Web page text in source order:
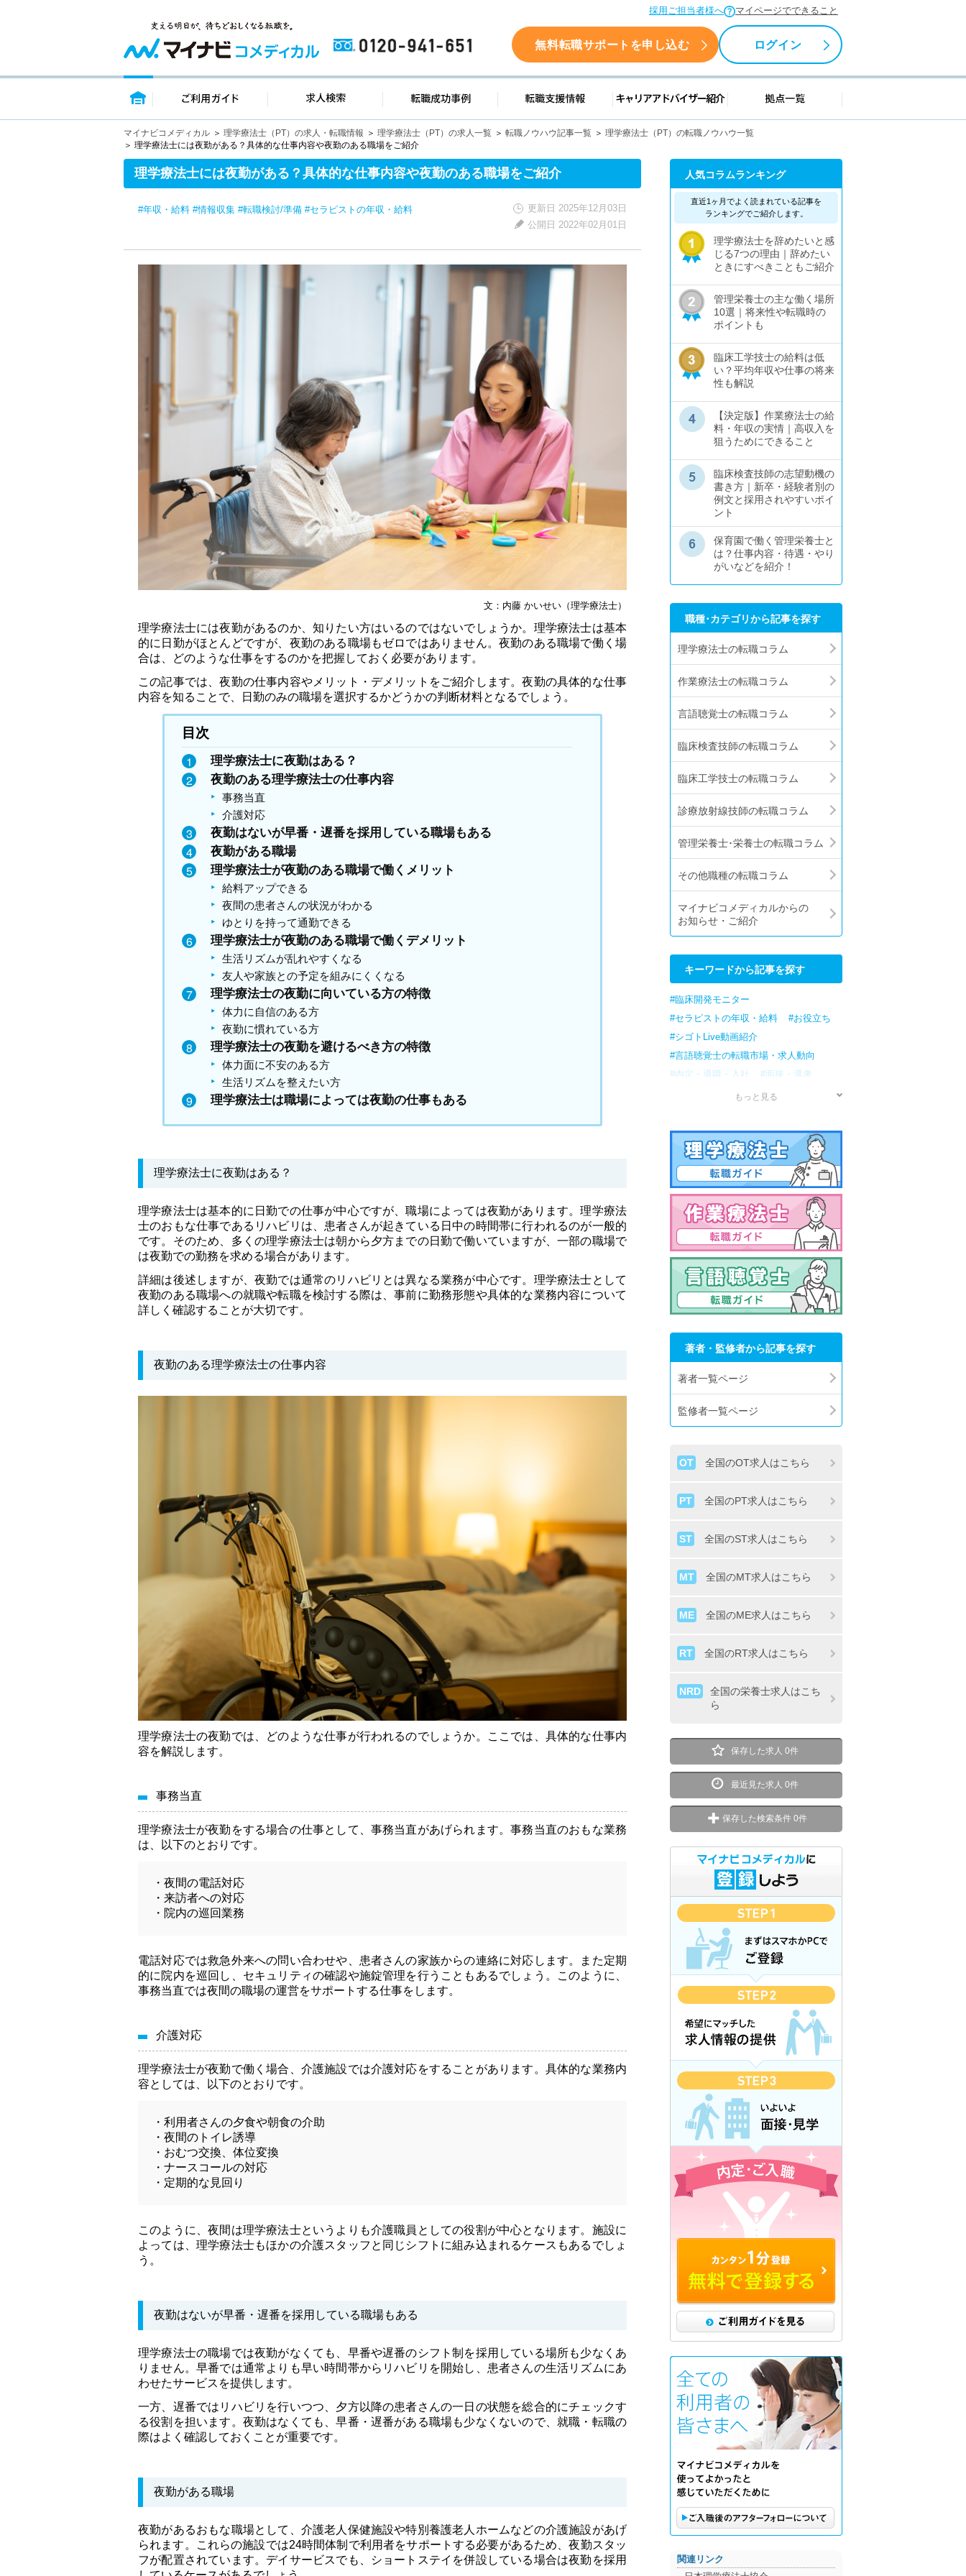
採用ご担当者様へ マイページでできること
0120-941-651 無料転職サポートを申し込む ログイン
トップページ ご利用ガイド 求人検索 転職成功事例 転職支援情報 キャリアアドバイザー紹介 拠点一覧
マイナビコメディカル 理学療法士（PT）の求人・転職情報 理学療法士（PT）の求人一覧 転職ノウハウ記事一覧
理学療法士（PT）の転職ノウハウ一覧
理学療法士には夜勤がある？具体的な仕事内容や夜勤のある職場をご紹介
理学療法士には夜勤がある？具体的な仕事内容や夜勤のある職場をご紹介
更新日 2025年12月03日
公開日 2022年02月01日
#年収・給料 #情報収集 #転職検討/準備 #セラピストの年収・給料
文：内藤 かいせい（理学療法士）
理学療法士には夜勤があるのか、知りたい方はいるのではないでしょうか。理学療法士は基本
的に日勤がほとんどですが、夜勤のある職場もゼロではありません。夜勤のある職場で働く場
合は、どのような仕事をするのかを把握しておく必要があります。
この記事では、夜勤の仕事内容やメリット・デメリットをご紹介します。夜勤の具体的な仕事
内容を知ることで、日勤のみの職場を選択するかどうかの判断材料となるでしょう。
目次
理学療法士に夜勤はある？
夜勤のある理学療法士の仕事内容
事務当直
介護対応
夜勤はないが早番・遅番を採用している職場もある
夜勤がある職場
理学療法士が夜勤のある職場で働くメリット
給料アップできる
夜間の患者さんの状況がわかる
ゆとりを持って通勤できる
理学療法士が夜勤のある職場で働くデメリット
生活リズムが乱れやすくなる
友人や家族との予定を組みにくくなる
理学療法士の夜勤に向いている方の特徴
体力に自信のある方
夜勤に慣れている方
理学療法士の夜勤を避けるべき方の特徴
体力面に不安のある方
生活リズムを整えたい方
理学療法士は職場によっては夜勤の仕事もある
理学療法士に夜勤はある？
理学療法士は基本的に日勤での仕事が中心ですが、職場によっては夜勤があります。理学療法
士のおもな仕事であるリハビリは、患者さんが起きている日中の時間帯に行われるのが一般的
です。そのため、多くの理学療法士は朝から夕方までの日勤で働いていますが、一部の職場で
は夜勤での勤務を求める場合があります。
詳細は後述しますが、夜勤では通常のリハビリとは異なる業務が中心です。理学療法士として
夜勤のある職場への就職や転職を検討する際は、事前に勤務形態や具体的な業務内容について
詳しく確認することが大切です。
夜勤のある理学療法士の仕事内容
理学療法士の夜勤では、どのような仕事が行われるのでしょうか。ここでは、具体的な仕事内
容を解説します。
事務当直
理学療法士が夜勤をする場合の仕事として、事務当直があげられます。事務当直のおもな業務
は、以下のとおりです。
・夜間の電話対応
・来訪者への対応
・院内の巡回業務
電話対応では救急外来への問い合わせや、患者さんの家族からの連絡に対応します。また定期
的に院内を巡回し、セキュリティの確認や施錠管理を行うこともあるでしょう。このように、
事務当直では夜間の職場の運営をサポートする仕事をします。
介護対応
理学療法士が夜勤で働く場合、介護施設では介護対応をすることがあります。具体的な業務内
容としては、以下のとおりです。
・利用者さんの夕食や朝食の介助
・夜間のトイレ誘導
・おむつ交換、体位変換
・ナースコールの対応
・定期的な見回り
このように、夜間は理学療法士というよりも介護職員としての役割が中心となります。施設に
よっては、理学療法士もほかの介護スタッフと同じシフトに組み込まれるケースもあるでしょ
う。
夜勤はないが早番・遅番を採用している職場もある
理学療法士の職場では夜勤がなくても、早番や遅番のシフト制を採用している場所も少なくあ
りません。早番では通常よりも早い時間帯からリハビリを開始し、患者さんの生活リズムにあ
わせたサービスを提供します。
一方、遅番ではリハビリを行いつつ、夕方以降の患者さんの一日の状態を総合的にチェックす
る役割を担います。夜勤はなくても、早番・遅番がある職場も少なくないので、就職・転職の
際はよく確認しておくことが重要です。
夜勤がある職場
夜勤があるおもな職場として、介護老人保健施設や特別養護老人ホームなどの介護施設があげ
られます。これらの施設では24時間体制で利用者をサポートする必要があるため、夜勤スタッ
フが配置されています。デイサービスでも、ショートステイを併設している場合は夜勤を採用
人気コラムランキング
直近1ヶ月でよく読まれている記事を
ランキングでご紹介します。
理学療法士を辞めたいと感
じる7つの理由｜辞めたい
ときにすべきこともご紹介
管理栄養士の主な働く場所
10選｜将来性や転職時の
ポイントも
臨床工学技士の給料は低
い？平均年収や仕事の将来
性も解説
【決定版】作業療法士の給
料・年収の実情｜高収入を
狙うためにできること
臨床検査技師の志望動機の
書き方｜新卒・経験者別の
例文と採用されやすいポイ
ント
保育園で働く管理栄養士と
は？仕事内容・待遇・やり
がいなどを紹介！
職種･カテゴリから記事を探す
理学療法士の転職コラム
作業療法士の転職コラム
言語聴覚士の転職コラム
臨床検査技師の転職コラム
臨床工学技士の転職コラム
診療放射線技師の転職コラム
管理栄養士･栄養士の転職コラム
その他職種の転職コラム
マイナビコメディカルからの
お知らせ・ご紹介
キーワードから記事を探す
#臨床開発モニター
#セラピストの年収・給料
#お役立ち
#シゴトLive動画紹介
#言語聴覚士の転職市場・求人動向
#内定・退職・入社
#面接・選考
#書類準備
#転職検討/準備
#作業療法士の転職市場・求人動向
#理学療法士の転職市場・求人動向
#セラピストの転職市場・求人動向
#男性
#資格 #年収・給料
#病院
#アプリケーションスペシャリスト
#治験コーディネーター
#訪問リハビリ
#資格試験
#保育園
#クリニック
#転職ノウハウ
#女性の転職
#国家試験 #薬局
もっと見る
著者・監修者から記事を探す
著者一覧ページ
監修者一覧ページ
OT 全国のOT求人はこちら
PT 全国のPT求人はこちら
ST 全国のST求人はこちら
MT 全国のMT求人はこちら
ME 全国のME求人はこちら
RT 全国のRT求人はこちら
NRD
全国の栄養士求人はこち
ら
関連リンク